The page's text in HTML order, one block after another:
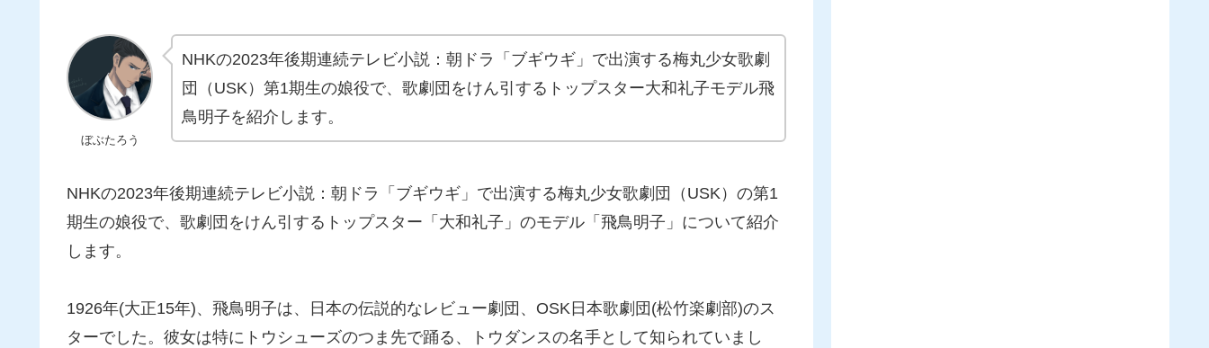
ぼぶたろう
NHKの2023年後期連続テレビ小説：朝ドラ「ブギウギ」で出演する梅丸少女歌劇
団（USK）第1期生の娘役で、歌劇団をけん引するトップスター大和礼子モデル飛
鳥明子を紹介します。
NHKの2023年後期連続テレビ小説：朝ドラ「ブギウギ」で出演する梅丸少女歌劇団（USK）の第1
期生の娘役で、歌劇団をけん引するトップスター「大和礼子」のモデル「飛鳥明子」について紹介
します。
1926年(大正15年)、飛鳥明子は、日本の伝説的なレビュー劇団、OSK日本歌劇団(松竹楽劇部)のス
ターでした。彼女は特にトウシューズのつま先で踊る、トウダンスの名手として知られていまし